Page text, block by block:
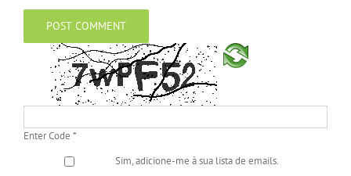
Enter Code *
Sim, adicione-me à sua lista de emails.